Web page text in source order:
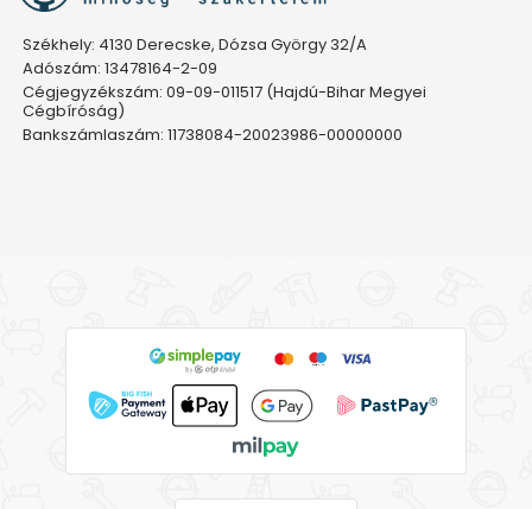
Székhely: 4130 Derecske, Dózsa György 32/A
Adószám: 13478164-2-09
Cégjegyzékszám: 09-09-011517 (Hajdú-Bihar Megyei
Cégbíróság)
Bankszámlaszám: 11738084-20023986-00000000